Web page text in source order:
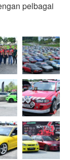
pelbagai